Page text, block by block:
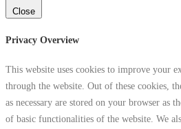
Close
Privacy Overview
This website uses cookies to improve your
through the website. Out of these cookies,
as necessary are stored on your browser as
of basic functionalities of the website. We